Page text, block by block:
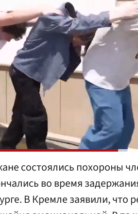
состоялись похороны
во время
В Кремле заявили, что